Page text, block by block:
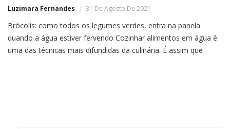
Luzimara Fernandes 31 De Agosto De 2021
Brócolis: como todos os legumes verdes, entra na panela
quando a água estiver fervendo Cozinhar alimentos em água é
uma das técnicas mais difundidas da culinária. É assim que